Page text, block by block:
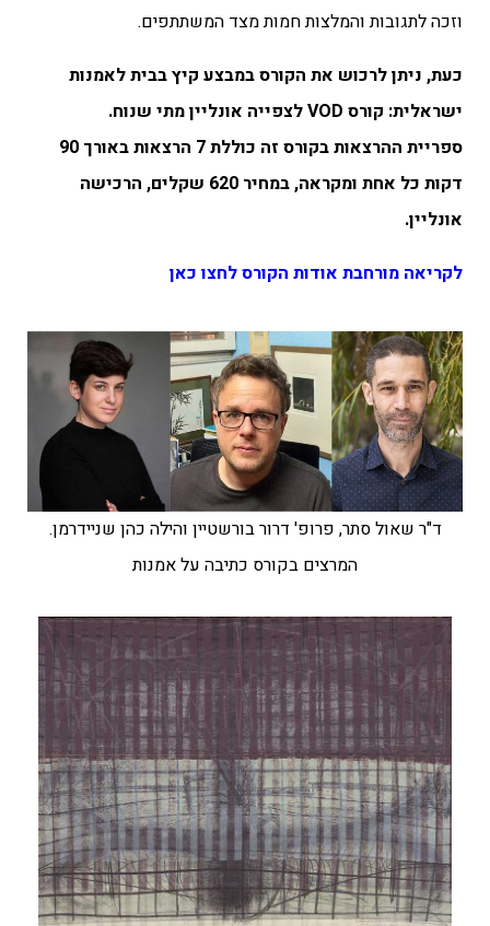
וזכה לתגובות והמלצות חמות מצד המשתתפים.
כעת, ניתן לרכוש את הקורס במבצע קיץ בבית לאמנות
ישראלית: קורס VOD לצפייה אונליין מתי שנוח.
ספריית ההרצאות בקורס זה כוללת 7 הרצאות באורך 90
דקות כל אחת ומקראה, במחיר 620 שקלים, הרכישה
אונליין.
לקריאה מורחבת אודות הקורס לחצו כאן
ד"ר שאול סתר, פרופ' דרור בורשטיין והילה כהן שניידרמן.
המרצים בקורס כתיבה על אמנות